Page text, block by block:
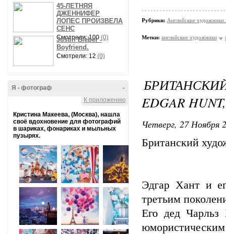
45-ЛЕТНЯЯ
ДЖЕННИФЕР
ЛОПЕС ПРОИЗВЕЛА
СЕНС
Смотрели: 100 (0)
Justin Bieber -
Boyfriend.
Смотрели: 12 (0)
-
Я - фотограф
К приложению
Кристина Макеева, (Москва), нашла
своё вдохновение для фотографий
в шариках, фонариках и мыльных
пузырях.
Рубрики: Английские
Метки: английские художники
EDGAR
Четверг, 27 Ноября
Британский
Эдгар Хант и
третьим
Его дед Чарльз